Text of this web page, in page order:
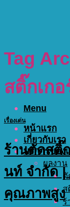
Menu
หน้าแรก
เกี่ยวกับเรา
บริการของ
ผลงาน
ส
ร้
Tag
สติ๊กเก
เรื่องเด่น
ร้านตัดสติ๊
นท์ จำกัด |
คุณภาพสูง